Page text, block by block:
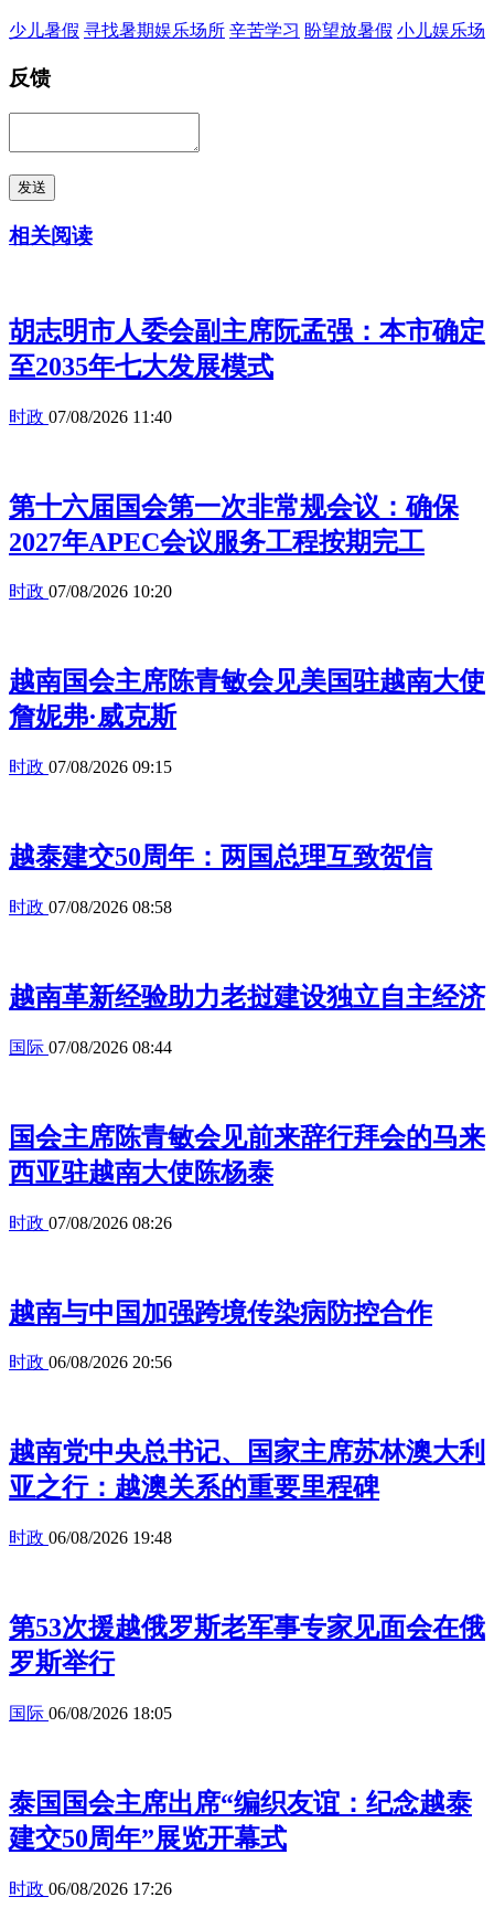
少儿暑假 寻找暑期娱乐场所 辛苦学习 盼望放暑假 小儿娱乐场
反馈
发送
相关阅读
胡志明市人委会副主席阮孟强：本市确定
至2035年七大发展模式
时政 07/08/2026 11:40
第十六届国会第一次非常规会议：确保
2027年APEC会议服务工程按期完工
时政 07/08/2026 10:20
越南国会主席陈青敏会见美国驻越南大使
詹妮弗·威克斯
时政 07/08/2026 09:15
越泰建交50周年：两国总理互致贺信
时政 07/08/2026 08:58
越南革新经验助力老挝建设独立自主经济
国际 07/08/2026 08:44
国会主席陈青敏会见前来辞行拜会的马来
西亚驻越南大使陈杨泰
时政 07/08/2026 08:26
越南与中国加强跨境传染病防控合作
时政 06/08/2026 20:56
越南党中央总书记、国家主席苏林澳大利
亚之行：越澳关系的重要里程碑
时政 06/08/2026 19:48
第53次援越俄罗斯老军事专家见面会在俄
罗斯举行
国际 06/08/2026 18:05
泰国国会主席出席“编织友谊：纪念越泰
建交50周年”展览开幕式
时政 06/08/2026 17:26